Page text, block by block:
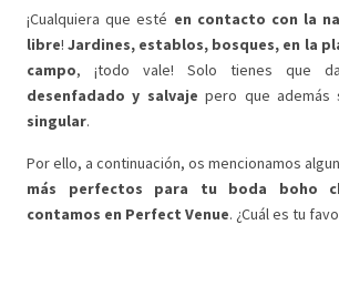
¡Cualquiera que esté en contacto con la
libre!Jardines, establos, bosques, en la
campo, ¡todo vale! Solo tienes que
desenfadado y salvaje pero que además
singular.
Por ello, a continuación, os mencionamos
más perfectos para tu boda boho
contamos en Perfect Venue. ¿Cuál es tu